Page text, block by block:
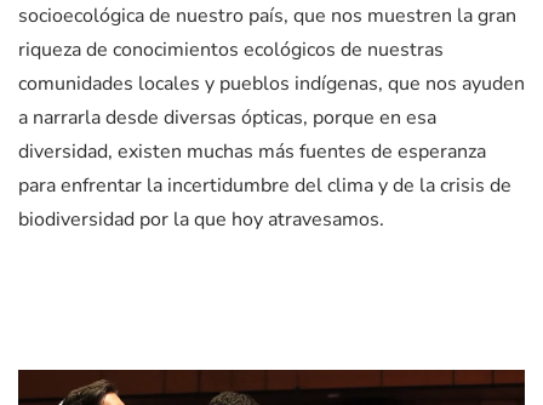
socioecológica de nuestro país, que nos muestren la gran
riqueza de conocimientos ecológicos de nuestras
comunidades locales y pueblos indígenas, que nos ayuden
a narrarla desde diversas ópticas, porque en esa
diversidad, existen muchas más fuentes de esperanza
para enfrentar la incertidumbre del clima y de la crisis de
biodiversidad por la que hoy atravesamos.